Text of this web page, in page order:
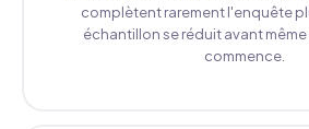
complètent rarement l'enquête
échantillon se réduit avant
commence.